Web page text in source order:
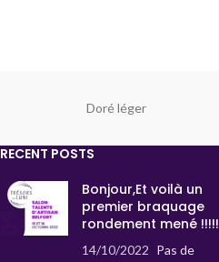
Doré léger
RECENT POSTS
Bonjour,Et voilà un
premier braquage
rondement mené !!!!!
14/10/2022 Pas de